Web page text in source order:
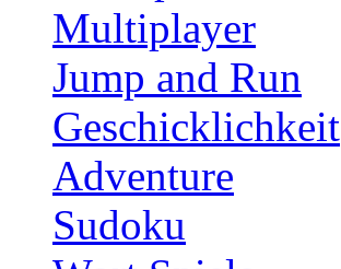
Multiplayer
Jump and Run
Geschicklichkeit
Adventure
Sudoku